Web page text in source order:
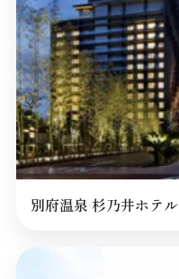
別府温泉 杉乃井ホテル